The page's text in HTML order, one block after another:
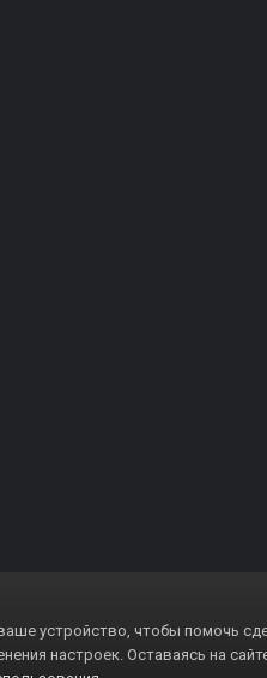
устройство, чтобы помочь
настроек. Оставаясь на